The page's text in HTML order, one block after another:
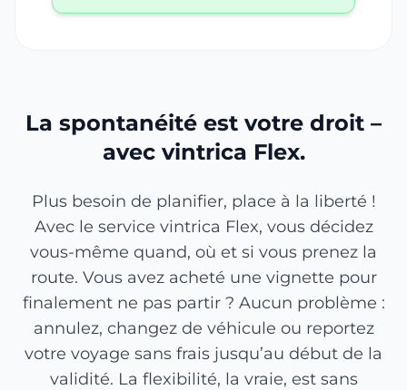
La spontanéité est votre droit –
avec vintrica Flex.
Plus besoin de planifier, place à la liberté !
Avec le service vintrica Flex, vous décidez
vous-même quand, où et si vous prenez la
route. Vous avez acheté une vignette pour
finalement ne pas partir ? Aucun problème :
annulez, changez de véhicule ou reportez
votre voyage sans frais jusqu’au début de la
validité. La flexibilité, la vraie, est sans